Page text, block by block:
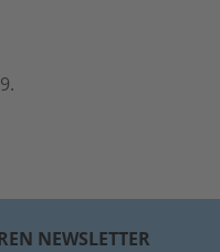
NEWSLETTER